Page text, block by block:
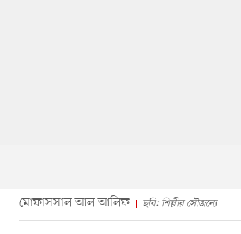
মোফাসসাল আল আলিফ ছবি: শিল্পীর সৌজন্যে